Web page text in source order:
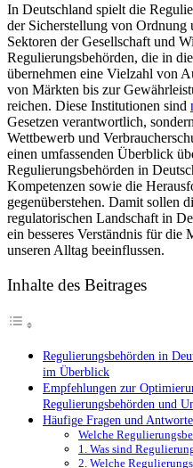
In Deutschland​ spielt die‍
der‌ Sicherstellung von⁢ Ordnung
Sektoren der ⁢Gesellschaft und
Regulierungsbehörden, die in
⁢übernehmen eine ‍Vielzahl‍ von
⁢von Märkten bis zur
reichen. Diese Institutionen ⁣sind
Gesetzen verantwortlich,
‍Wettbewerb und
einen umfassenden Überblick
Regulierungsbehörden in
⁤Kompetenzen‍ sowie ⁤die
gegenüberstehen. Damit sollen
regulatorischen⁢ Landschaft in
ein besseres Verständnis für die
unseren ‌Alltag beeinflussen.
Inhalte des Beitrages
Regulierungsbehörden in‌
im Überblick
Empfehlungen zur
Regulierungsbehörden und
Häufige Fragen und
Welche
1. Was ⁣sind​
2. Welche